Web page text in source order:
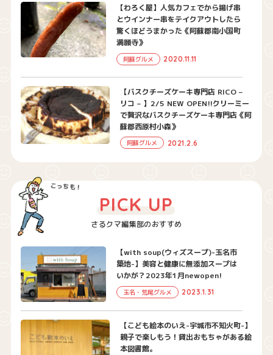
【わろく屋】人気カフェでから揚げ串
とウインナー串をテイクアウトしたら
驚くほどうまかった《阿蘇郡南小国町
満願寺》
阿蘇グルメ 2020.11.11
【バスクチーズケーキ専門店 RICO –
リコ – 】2/5 NEW OPEN!!クリーミー
で贅沢なバスクチーズケーキ専門店《阿
蘇郡西原村小森》
阿蘇グルメ 2021.2.6
さるクマ編集部のおすすめ
PICK UP
【with soup(ウィズスープ)-玉名市
築地-】美容と健康に無添加スープは
いかが？2023年1月newopen!
玉名・荒尾グルメ 2023.1.31
【こども絵本のいえ-宇城市不知火町-】
親子で楽しもう！貸出おもちゃがある絵
本図書館。